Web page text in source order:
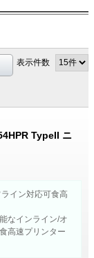
表示件数
TypeII ニ
イン対応可食高
なインライン/オ
高速プリンター